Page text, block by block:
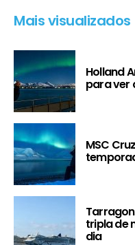
Mais visualizados
Holland
para ver
MSC
tripla de
dia